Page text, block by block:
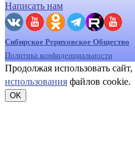
Написать нам
Сибирское Рериховское Общество
Политика конфиденциальности
Продолжая использовать
использования файлов cookie.
OK